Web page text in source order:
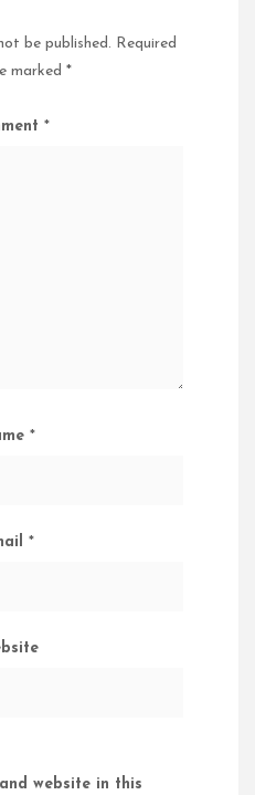
be published. Required
marked *
*
*
*
website in this